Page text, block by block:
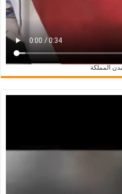
المملكة